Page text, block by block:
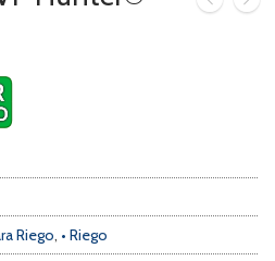
Riego, • Riego